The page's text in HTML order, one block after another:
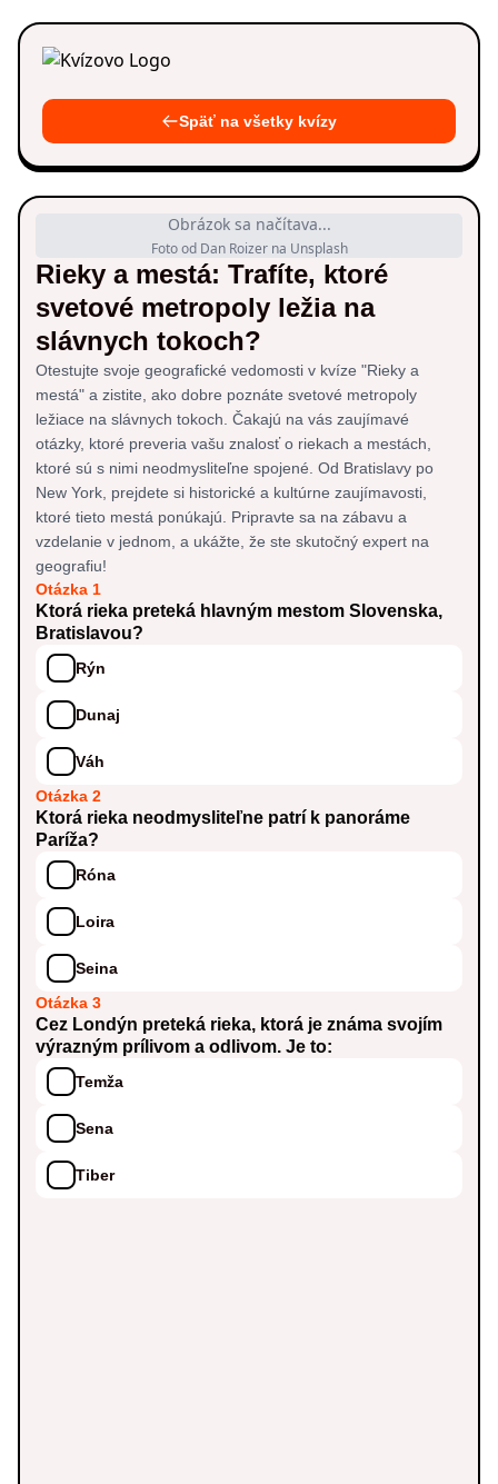
Späť na všetky kvízy
Obrázok sa načítava...
Foto od Dan Roizer na Unsplash
Rieky a mestá: Trafíte, ktoré
svetové metropoly ležia na
slávnych tokoch?
Otestujte svoje geografické vedomosti v kvíze "Rieky a
mestá" a zistite, ako dobre poznáte svetové metropoly
ležiace na slávnych tokoch. Čakajú na vás zaujímavé
otázky, ktoré preveria vašu znalosť o riekach a mestách,
ktoré sú s nimi neodmysliteľne spojené. Od Bratislavy po
New York, prejdete si historické a kultúrne zaujímavosti,
ktoré tieto mestá ponúkajú. Pripravte sa na zábavu a
vzdelanie v jednom, a ukážte, že ste skutočný expert na
geografiu!
Otázka 1
Ktorá rieka preteká hlavným mestom Slovenska,
Bratislavou?
Rýn
Dunaj
Váh
Otázka 2
Ktorá rieka neodmysliteľne patrí k panoráme
Paríža?
Róna
Loira
Seina
Otázka 3
Cez Londýn preteká rieka, ktorá je známa svojím
výrazným prílivom a odlivom. Je to:
Temža
Sena
Tiber